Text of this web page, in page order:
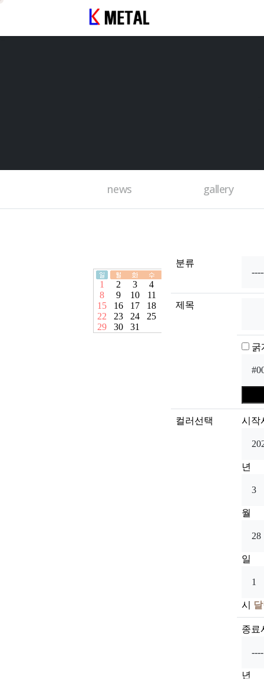
news gallery
분류
제목
컬러선택 시작
년
월
일
시
종료
년